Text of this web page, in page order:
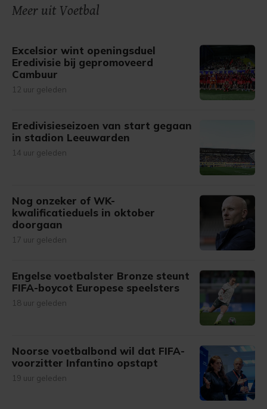
onze cookiepagina kun je ons cookiebeleid bekijken en je
gemaakte keuze altijd wijzigen of intrekken.
Meer uit Voetbal
Excelsior wint openingsduel
Eredivisie bij gepromoveerd
Cambuur
12 uur geleden
Eredivisieseizoen van start gegaan
in stadion Leeuwarden
14 uur geleden
Nog onzeker of WK-
kwalificatieduels in oktober
doorgaan
17 uur geleden
Engelse voetbalster Bronze steunt
FIFA-boycot Europese speelsters
18 uur geleden
Noorse voetbalbond wil dat FIFA-
voorzitter Infantino opstapt
19 uur geleden